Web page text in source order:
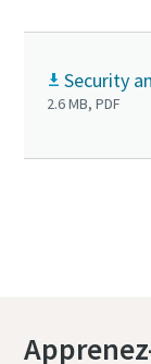
Security
2.6 MB, PDF